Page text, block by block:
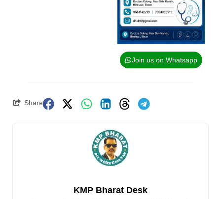
Join us on Whatsapp
Share
KMP Bharat Desk